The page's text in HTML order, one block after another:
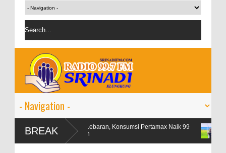
BREAK
Libur Lebaran, Konsumsi Pertamax Naik 99
Persen
OJK targetkan